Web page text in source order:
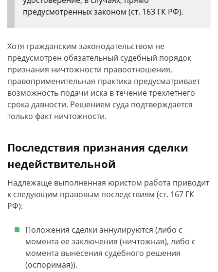
предусмотренных законом (ст. 163 ГК РФ).
Хотя гражданским законодательством не
предусмотрен обязательный судебный порядок
признания ничтожности правоотношения,
правоприменительная практика предусматривает
возможность подачи иска в течение трехлетнего
срока давности. Решением суда подтверждается
только факт ничтожности.
Последствия признания сделки
недействительной
Надлежаще выполненная юристом работа приводит
к следующим правовым последствиям (ст. 167 ГК
РФ):
Положения сделки аннулируются (либо с
момента ее заключения (ничтожная), либо с
момента вынесения судебного решения
(оспоримая)).